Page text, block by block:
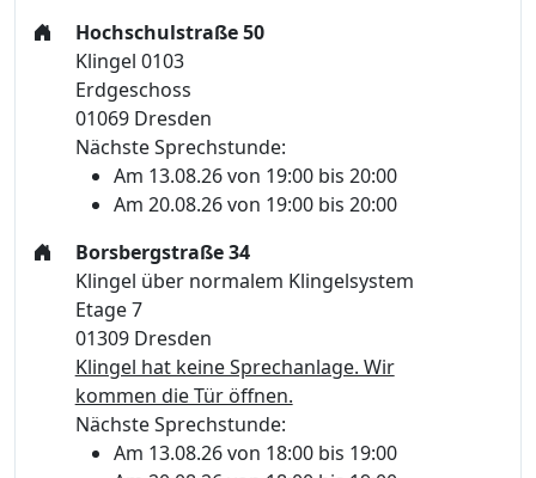
Hochschulstraße 50
Klingel 0103
Erdgeschoss
01069 Dresden
Nächste Sprechstunde:
Am 13.08.26 von 19:00 bis 20:00
Am 20.08.26 von 19:00 bis 20:00
Borsbergstraße 34
Klingel über normalem Klingelsystem
Etage 7
01309 Dresden
Klingel hat keine Sprechanlage. Wir
kommen die Tür öffnen.
Nächste Sprechstunde:
Am 13.08.26 von 18:00 bis 19:00